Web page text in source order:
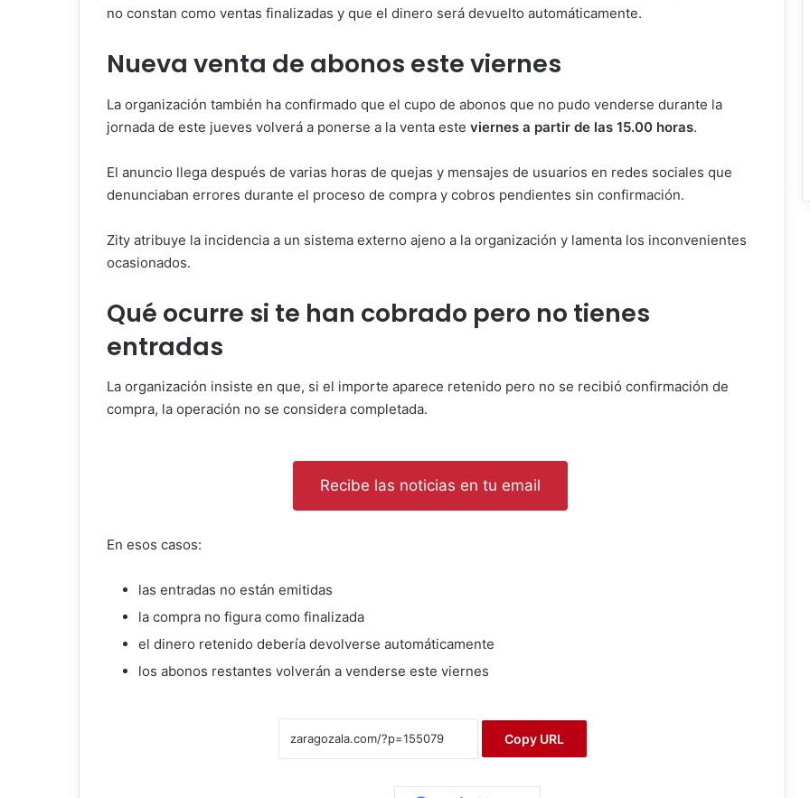
no constan como ventas finalizadas y que el dinero será devuelto automáticamente.
Nueva venta de abonos este viernes
La organización también ha confirmado que el cupo de abonos que no pudo venderse durante la
jornada de este jueves volverá a ponerse a la venta este viernes a partir de las 15.00 horas.
El anuncio llega después de varias horas de quejas y mensajes de usuarios en redes sociales que
denunciaban errores durante el proceso de compra y cobros pendientes sin confirmación.
Zity atribuye la incidencia a un sistema externo ajeno a la organización y lamenta los inconvenientes
ocasionados.
Qué ocurre si te han cobrado pero no tienes
entradas
La organización insiste en que, si el importe aparece retenido pero no se recibió confirmación de
compra, la operación no se considera completada.
Recibe las noticias en tu email
En esos casos:
las entradas no están emitidas
la compra no figura como finalizada
el dinero retenido debería devolverse automáticamente
los abonos restantes volverán a venderse este viernes
Copy URL